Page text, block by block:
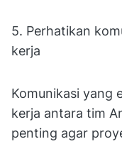
5. Perhatikan
kerja
Komunikasi yang
kerja antara tim
penting agar